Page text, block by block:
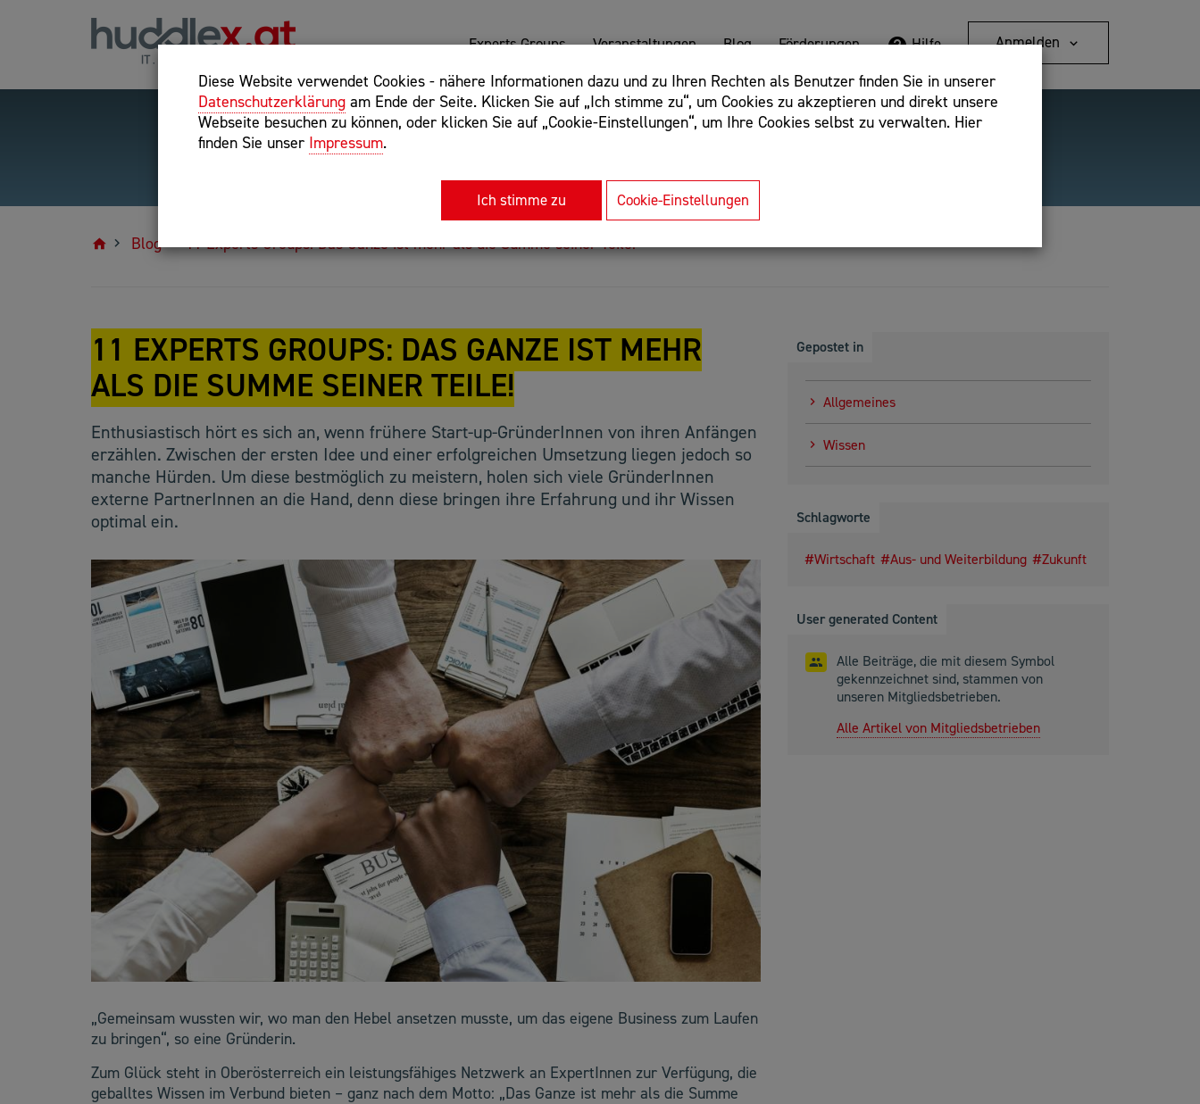
Diese Website verwendet Cookies - nähere Informationen dazu und zu Ihren Rechten als Benutzer finden Sie in unserer
Datenschutzerklärung am Ende der Seite. Klicken Sie auf „Ich stimme zu“, um Cookies zu akzeptieren und direkt unsere
Webseite besuchen zu können, oder klicken Sie auf „Cookie-Einstellungen“, um Ihre Cookies selbst zu verwalten. Hier
finden Sie unser Impressum.
Ich stimme zu Cookie-Einstellungen
Experts Groups Veranstaltungen Blog Förderungen Hilfe Anmelden
Hilfreiche Suchparameter: Begriff einschließen: +webshop, Begriff ausschließen: -webshop,
Exakter Suchbegriff: "internet of things"
Detailsuche
Blog 11 Experts Groups: Das Ganze ist mehr als die Summe seiner Teile!
11 EXPERTS GROUPS: DAS GANZE IST MEHR
ALS DIE SUMME SEINER TEILE!
Enthusiastisch hört es sich an, wenn frühere Start-up-GründerInnen von ihren Anfängen
erzählen. Zwischen der ersten Idee und einer erfolgreichen Umsetzung liegen jedoch so
manche Hürden. Um diese bestmöglich zu meistern, holen sich viele GründerInnen
externe PartnerInnen an die Hand, denn diese bringen ihre Erfahrung und ihr Wissen
optimal ein.
„Gemeinsam wussten wir, wo man den Hebel ansetzen musste, um das eigene Business zum Laufen
zu bringen“, so eine Gründerin.
Zum Glück steht in Oberösterreich ein leistungsfähiges Netzwerk an ExpertInnen zur Verfügung, die
geballtes Wissen im Verbund bieten – ganz nach dem Motto: „Das Ganze ist mehr als die Summe
Gepostet in
Allgemeines
Wissen
Schlagworte
Wirtschaft Aus- und Weiterbildung Zukunft
User generated Content
Alle Beiträge, die mit diesem Symbol
gekennzeichnet sind, stammen von
unseren Mitgliedsbetrieben.
Alle Artikel von Mitgliedsbetrieben